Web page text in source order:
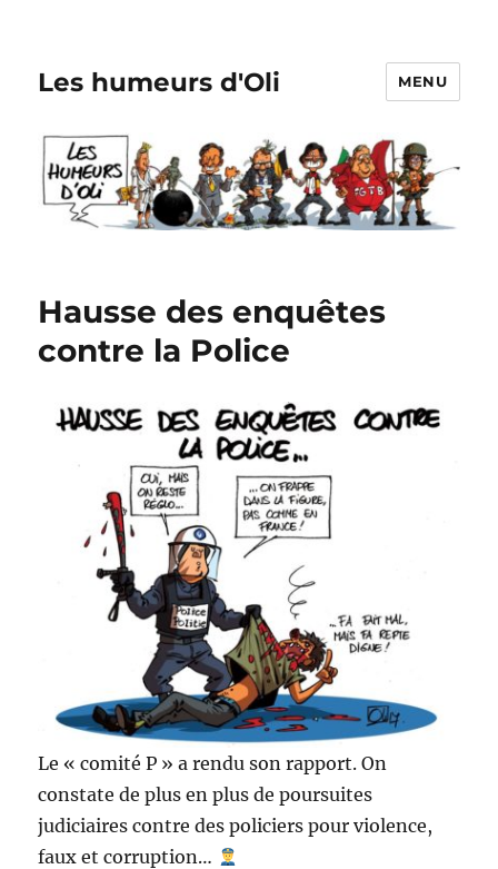
Les humeurs d'Oli MENU
Hausse des enquêtes
contre la Police
Le « comité P » a rendu son rapport. On
constate de plus en plus de poursuites
judiciaires contre des policiers pour violence,
faux et corruption…